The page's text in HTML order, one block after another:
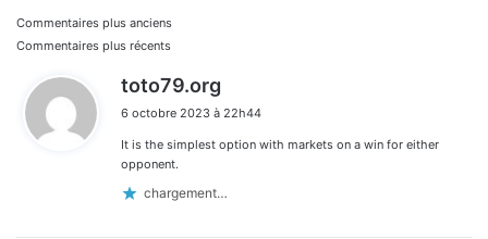
Navigation
dans
les
commentaires
Commentaires plus anciens
Commentaires plus récents
toto79.org
t
6 octobre 2023 à 22h44
It is the simplest option with markets on a win for either
opponent.
chargement…